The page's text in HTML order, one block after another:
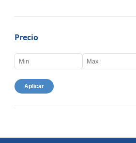
Precio
Aplicar